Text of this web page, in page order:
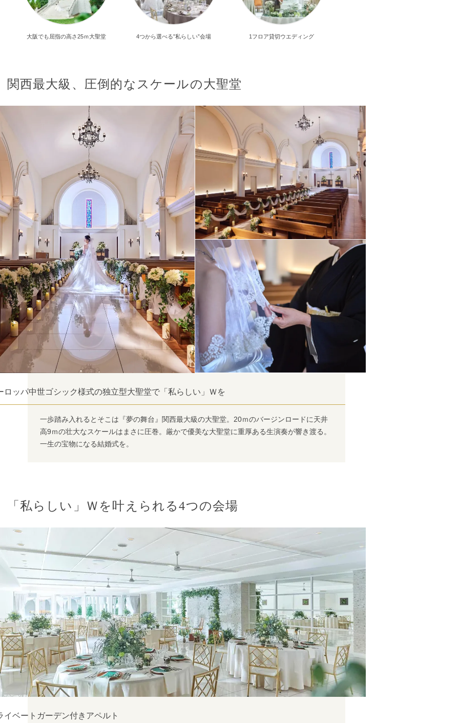
大阪でも屈指の高さ25ｍ大聖堂 4つから選べる”私らしい”会場 1フロア貸切ウエディング
関西最大級、圧倒的なスケールの大聖堂
ロッパ中世ゴシック様式の独立型大聖堂で「私らしい」Ｗを
一歩踏み入れるとそこは『夢の舞台』関西最大級の大聖堂。20ｍのバージンロードに天井
高9ｍの壮大なスケールはまさに圧巻。厳かで優美な大聖堂に重厚ある生演奏が響き渡る。
一生の宝物になる結婚式を。
「私らしい」Ｗを叶えられる4つの会場
イベートガーデン付きアペルト